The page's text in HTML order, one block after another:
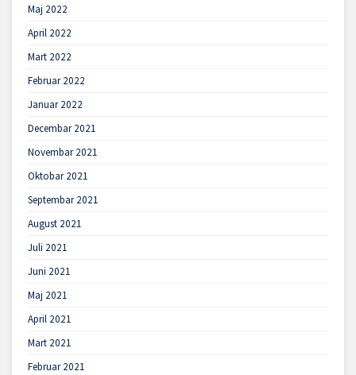
Maj 2022
April 2022
Mart 2022
Februar 2022
Januar 2022
Decembar 2021
Novembar 2021
Oktobar 2021
Septembar 2021
August 2021
Juli 2021
Juni 2021
Maj 2021
April 2021
Mart 2021
Februar 2021